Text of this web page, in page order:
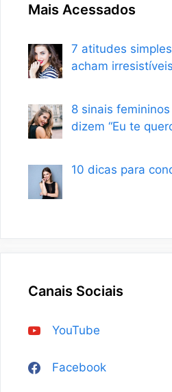
Mais Acessados
7 atitudes
acham
8 sinais
dizem “Eu te
10 dicas para
Canais Sociais
YouTube
Facebook